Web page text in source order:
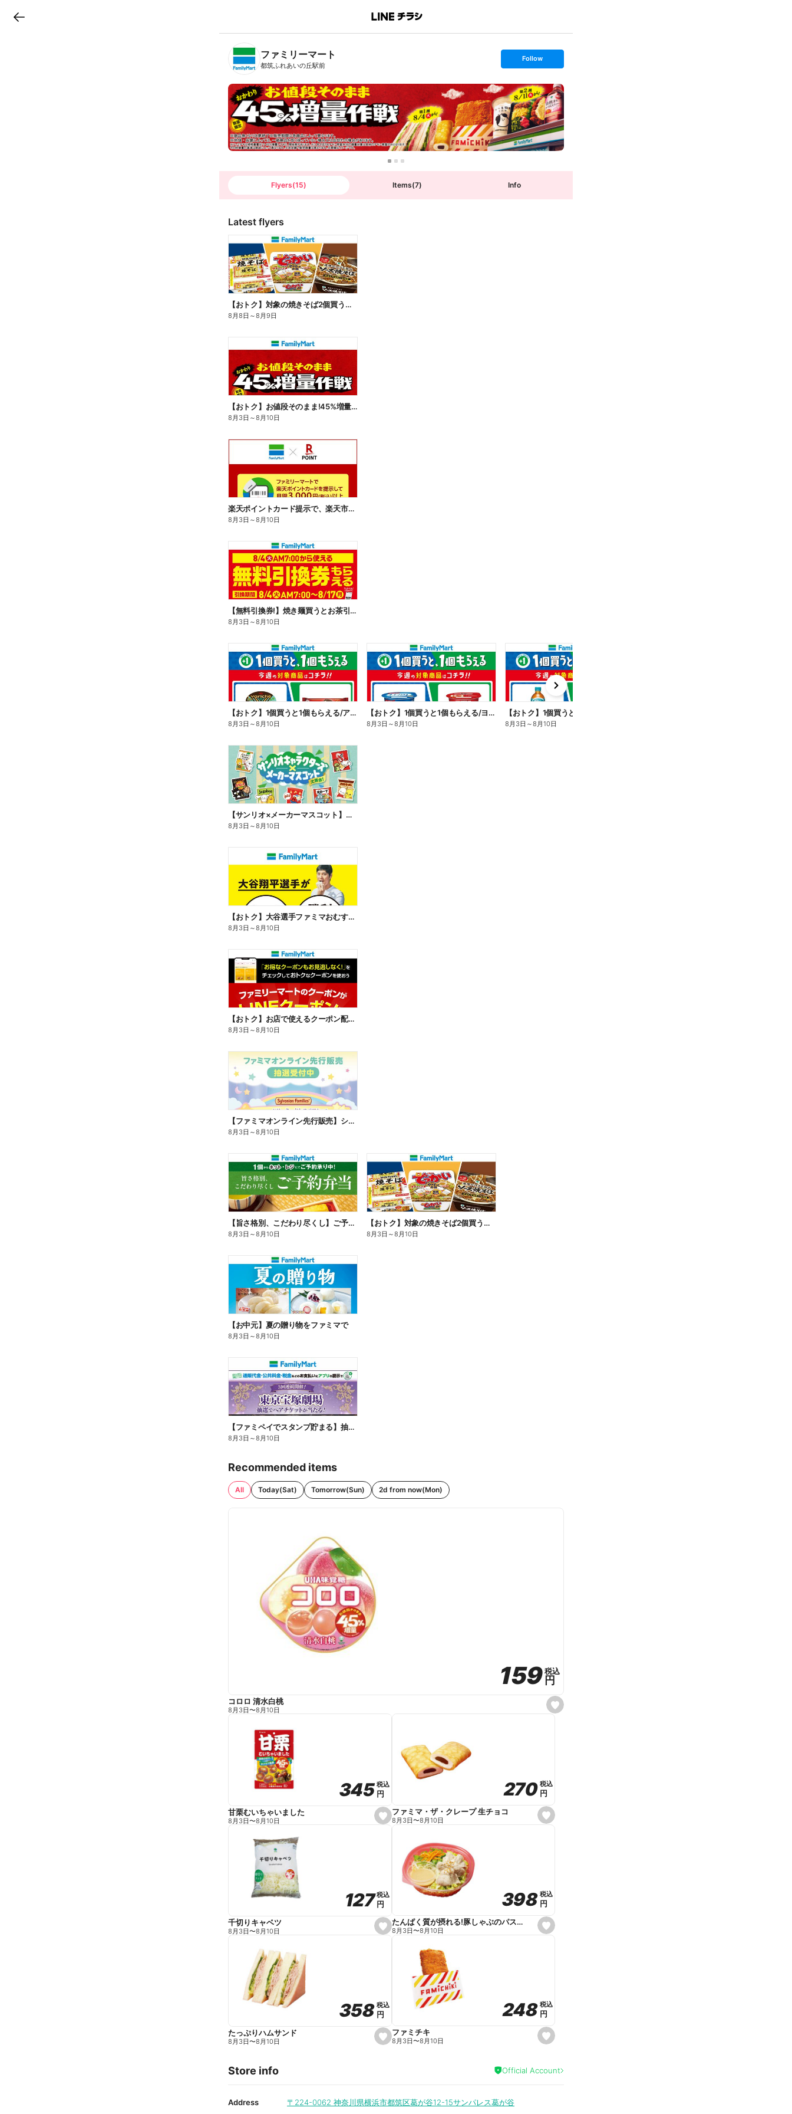
B
n
T
ファミリーマート
都筑ふれあいの丘駅前
s
t
o
l
l
o
w
Follow
Flyers(15) Items(7) Info
Latest flyers
【おトク】対象の焼きそば2個買うと100円引き!
8月8日 ～8月9日
【おトク】お値段そのまま!45%増量作戦!
8月3日 ～8月10日
楽天ポイントカード提示で、楽天市場でのお買い物がおトクに!
8月3日 ～8月10日
【無料引換券!】焼き麺買うとお茶引換券貰える!
8月3日 ～8月10日
【おトク】1個買うと1個もらえる/アイス
8月3日 ～8月10日
【おトク】1個買うと1個もらえる/ヨーグルト
8月3日 ～8月10日
【おトク】1個買うと1個もらえる/麦茶
8月3日 ～8月10日
e
x
t
【サンリオ×メーカーマスコット】オリジナルグッズ貰える!
8月3日 ～8月10日
【おトク】大谷選手ファミマおむすび割
8月3日 ～8月10日
【おトク】お店で使えるクーポン配信中
8月3日 ～8月10日
【ファミマオンライン先行販売】シルバニアファミリー
8月3日 ～8月10日
【旨さ格別、こだわり尽くし】ご予約弁当
8月3日 ～8月10日
【おトク】対象の焼きそば2個買うと100円引き!
8月3日 ～8月10日
【お中元】夏の贈り物をファミマで
8月3日 ～8月10日
【ファミペイでスタンプ貯まる】抽選でペアチケットが当たる!
8月3日 ～8月10日
Recommended items
All Today(Sat) Tomorrow(Sun) 2d from now(Mon)
s
e
159
159税込
税込
円
円
コロロ 清水白桃
8月3日〜8月10日
s
e
e
345
345税込
税込
円
円
甘栗むいちゃいました
8月3日〜8月10日
s
e
e
270
270 税込
税込
円
円
ファミマ・ザ・クレープ 生チョコ
8月3日〜8月10日
s
e
e
127
127税込
税込
円
円
千切りキャベツ
8月3日〜8月10日
s
e
e
398
398 税込
税込
円
円
たんぱく質が摂れる!豚しゃぶのパスタサラダ
8月3日〜8月10日
s
e
i
t
358
358税込
税込
円
円
たっぷりハムサンド
8月3日〜8月10日
s
e
a
248
248 税込
税込
円
円
ファミチキ
8月3日〜8月10日
Store info Official Account
Address 〒224-0062 神奈川県横浜市都筑区葛が谷12-15サンパレス葛が谷